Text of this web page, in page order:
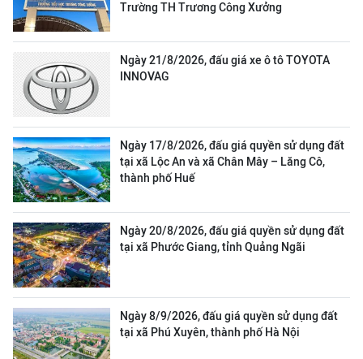
Trường TH Trương Công Xưởng
Ngày 21/8/2026, đấu giá xe ô tô TOYOTA
INNOVAG
Ngày 17/8/2026, đấu giá quyền sử dụng đất
tại xã Lộc An và xã Chân Mây – Lăng Cô,
thành phố Huế
Ngày 20/8/2026, đấu giá quyền sử dụng đất
tại xã Phước Giang, tỉnh Quảng Ngãi
Ngày 8/9/2026, đấu giá quyền sử dụng đất
tại xã Phú Xuyên, thành phố Hà Nội